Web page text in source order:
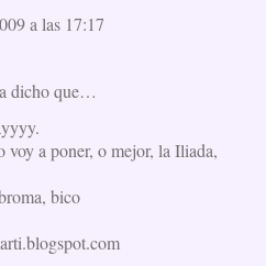
a las 17:17
dicho que…
voy a poner, o mejor, la Iliada,
bico